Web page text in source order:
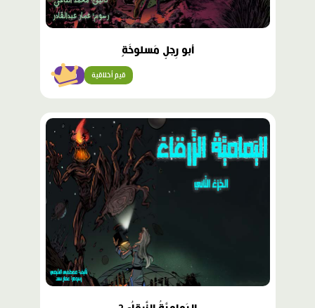
أبو رِجلٍ مَسلوخَةٍ
متقن قيم أخلاقية
محتوى
مميّز